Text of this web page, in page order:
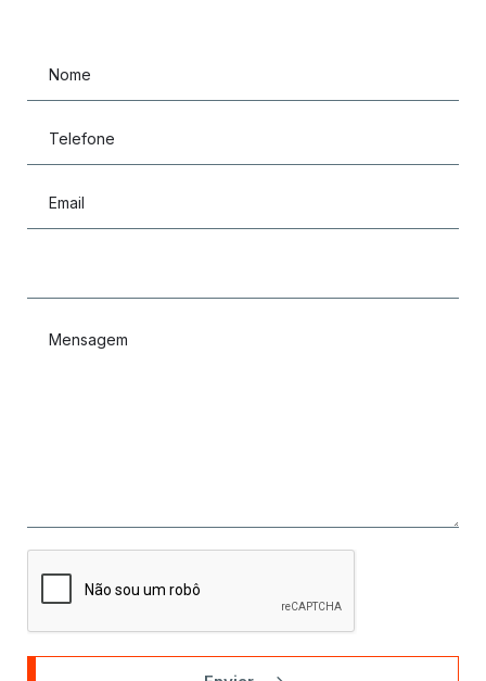
Nome
Telefone
Email
Mensagem